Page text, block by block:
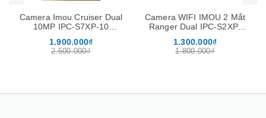
Camera WIFI IMOU 2 Mắt
Ranger Dual IPC-S2XP-
độ, Đàm Thoại 2 Chiều
1.300.000₫
1.800.000₫
Camera PTZ Wifi 5MP
DAHUA DH-SD2A500-GN-
1.099.000₫
1.790.000₫